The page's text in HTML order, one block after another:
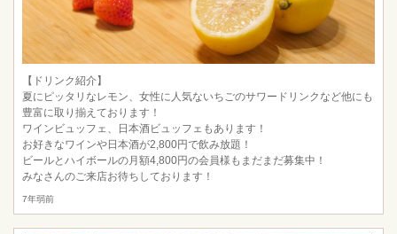
【ドリンク紹介】
夏にピッタリなレモン、女性に人気ないちごのサワードリンクなど他にも
豊富に取り揃えております！
ワインビュッフェ、日本酒ビュッフェもあります！
お好きなワインや日本酒が2,800円で飲み放題！
ビールとハイボールの月額4,800円の会員様もまだまだ募集中！
みなさんのご来店お待ちしております！
7年弱前